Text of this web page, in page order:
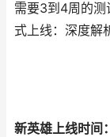
需要3到4周的测
式上线：深度解
新英雄上线时间